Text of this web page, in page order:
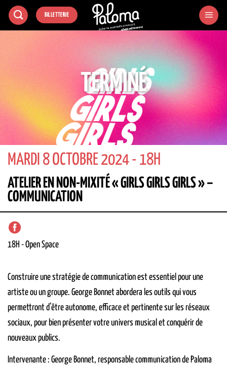
Passer
contenu
BILLETTERIE
TERMINÉ
MARDI 8 OCTOBRE 2024 - 18H
ATELIER EN NON-MIXITÉ « GIRLS GIRLS GIRLS » –
COMMUNICATION
18H -Open Space
Construire une stratégie de communication est essentiel pour une
artiste ou un groupe. George Bonnet abordera les outils qui vous
permettront d’être autonome, efficace et pertinente sur les réseaux
sociaux, pour bien présenter votre univers musical et conquérir de
nouveaux publics.
Intervenante : George Bonnet, responsable communication de Paloma